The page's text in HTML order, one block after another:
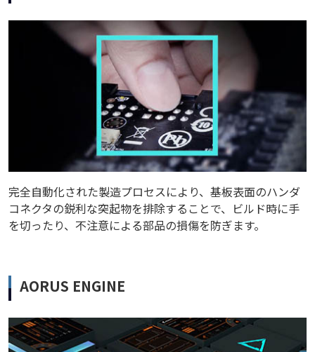
完全自動化された製造プロセスにより、基板表面のハンダ
コネクタの鋭利な突起物を排除することで、ビルド時に手
を切ったり、不注意による部品の損傷を防ぎます。
AORUS ENGINE